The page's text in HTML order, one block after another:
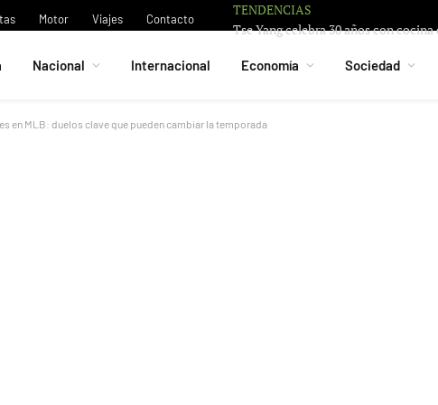
Motor Viajes Contacto
TENDENCIAS
Nacional Internacional Economía Sociedad
en MLB: duelos clave que pueden cambiar la temporada